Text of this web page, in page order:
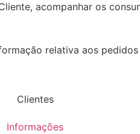
acompanhar os
relativa aos
Clientes
Informações